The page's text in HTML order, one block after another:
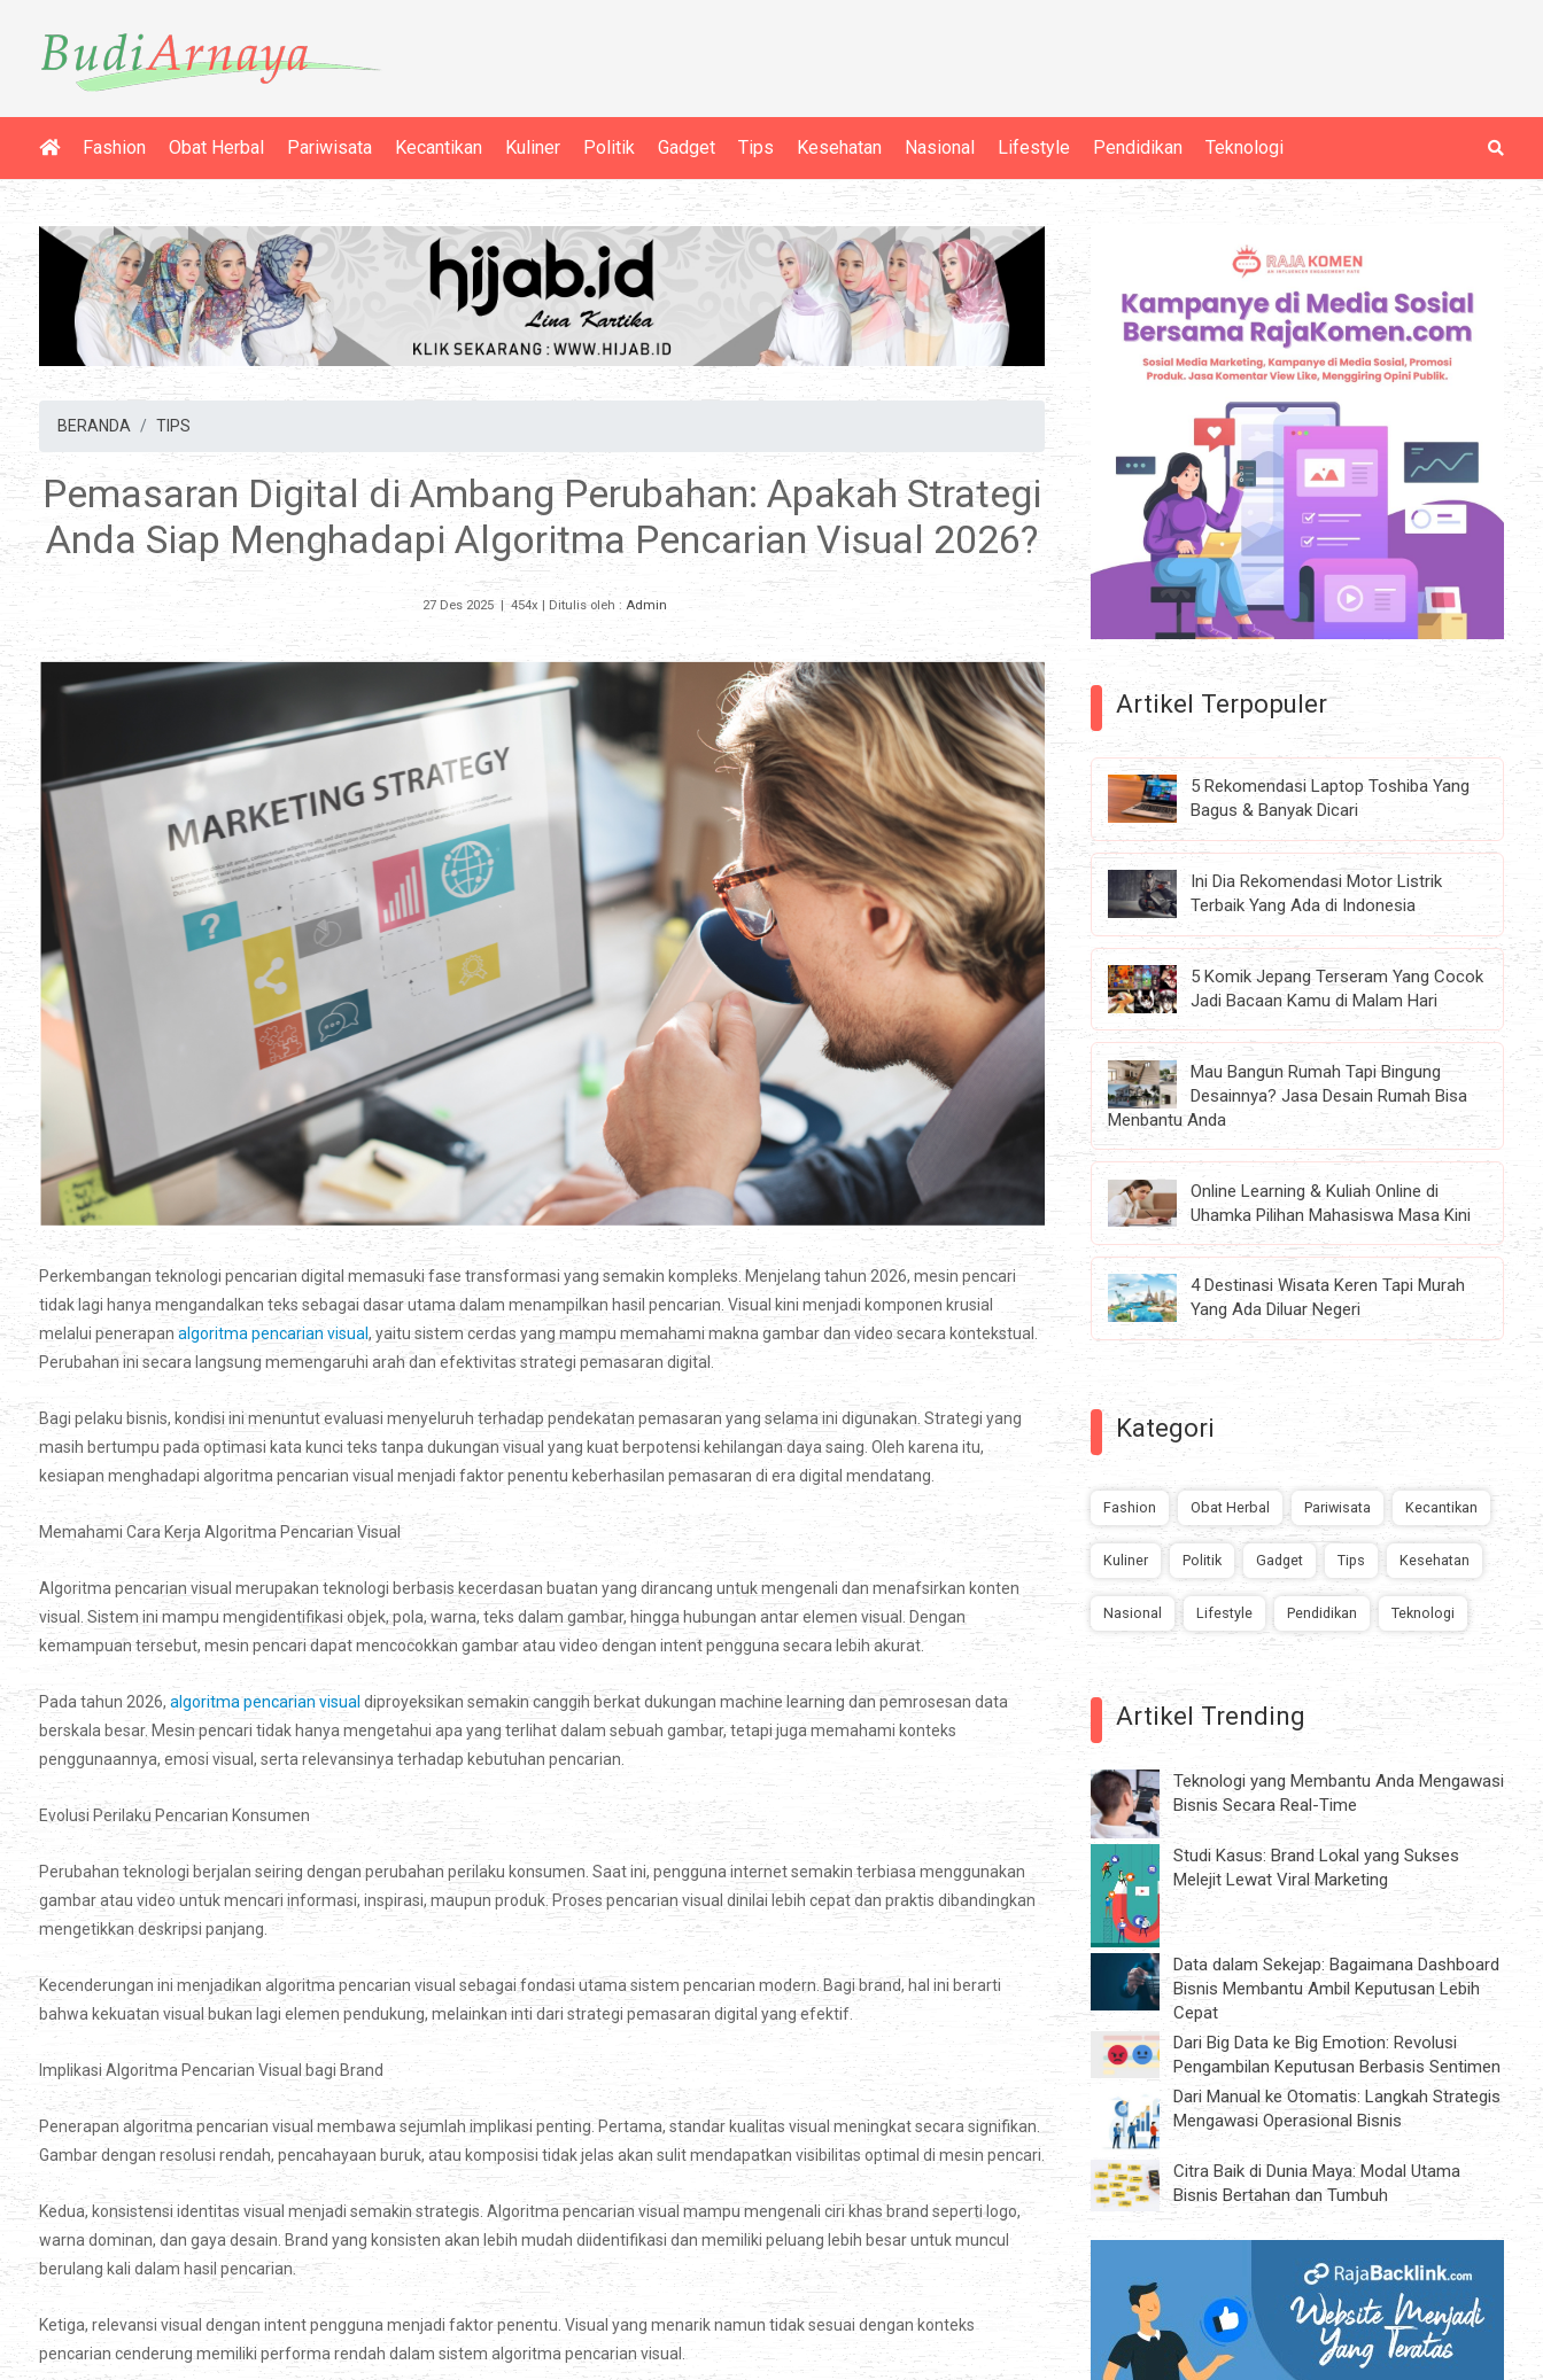
Fashion Obat Herbal Pariwisata Kecantikan Kuliner Politik Gadget Tips Kesehatan Nasional Lifestyle Pendidikan Teknologi
BERANDA TIPS
Pemasaran Digital di Ambang Perubahan: Apakah Strategi
Anda Siap Menghadapi Algoritma Pencarian Visual 2026?
27 Des 2025 | 454x | Ditulis oleh : Admin
Perkembangan teknologi pencarian digital memasuki fase transformasi yang semakin kompleks. Menjelang tahun 2026, mesin pencari
tidak lagi hanya mengandalkan teks sebagai dasar utama dalam menampilkan hasil pencarian. Visual kini menjadi komponen krusial
melalui penerapan algoritma pencarian visual, yaitu sistem cerdas yang mampu memahami makna gambar dan video secara kontekstual.
Perubahan ini secara langsung memengaruhi arah dan efektivitas strategi pemasaran digital.
Bagi pelaku bisnis, kondisi ini menuntut evaluasi menyeluruh terhadap pendekatan pemasaran yang selama ini digunakan. Strategi yang
masih bertumpu pada optimasi kata kunci teks tanpa dukungan visual yang kuat berpotensi kehilangan daya saing. Oleh karena itu,
kesiapan menghadapi algoritma pencarian visual menjadi faktor penentu keberhasilan pemasaran di era digital mendatang.
Memahami Cara Kerja Algoritma Pencarian Visual
Algoritma pencarian visual merupakan teknologi berbasis kecerdasan buatan yang dirancang untuk mengenali dan menafsirkan konten
visual. Sistem ini mampu mengidentifikasi objek, pola, warna, teks dalam gambar, hingga hubungan antar elemen visual. Dengan
kemampuan tersebut, mesin pencari dapat mencocokkan gambar atau video dengan intent pengguna secara lebih akurat.
Pada tahun 2026, algoritma pencarian visual diproyeksikan semakin canggih berkat dukungan machine learning dan pemrosesan data
berskala besar. Mesin pencari tidak hanya mengetahui apa yang terlihat dalam sebuah gambar, tetapi juga memahami konteks
penggunaannya, emosi visual, serta relevansinya terhadap kebutuhan pencarian.
Evolusi Perilaku Pencarian Konsumen
Perubahan teknologi berjalan seiring dengan perubahan perilaku konsumen. Saat ini, pengguna internet semakin terbiasa menggunakan
gambar atau video untuk mencari informasi, inspirasi, maupun produk. Proses pencarian visual dinilai lebih cepat dan praktis dibandingkan
mengetikkan deskripsi panjang.
Kecenderungan ini menjadikan algoritma pencarian visual sebagai fondasi utama sistem pencarian modern. Bagi brand, hal ini berarti
bahwa kekuatan visual bukan lagi elemen pendukung, melainkan inti dari strategi pemasaran digital yang efektif.
Implikasi Algoritma Pencarian Visual bagi Brand
Penerapan algoritma pencarian visual membawa sejumlah implikasi penting. Pertama, standar kualitas visual meningkat secara signifikan.
Gambar dengan resolusi rendah, pencahayaan buruk, atau komposisi tidak jelas akan sulit mendapatkan visibilitas optimal di mesin pencari.
Kedua, konsistensi identitas visual menjadi semakin strategis. Algoritma pencarian visual mampu mengenali ciri khas brand seperti logo,
warna dominan, dan gaya desain. Brand yang konsisten akan lebih mudah diidentifikasi dan memiliki peluang lebih besar untuk muncul
berulang kali dalam hasil pencarian.
Ketiga, relevansi visual dengan intent pengguna menjadi faktor penentu. Visual yang menarik namun tidak sesuai dengan konteks
pencarian cenderung memiliki performa rendah dalam sistem algoritma pencarian visual.
Artikel Terpopuler
5 Rekomendasi Laptop Toshiba Yang
Bagus & Banyak Dicari
Ini Dia Rekomendasi Motor Listrik
Terbaik Yang Ada di Indonesia
5 Komik Jepang Terseram Yang Cocok
Jadi Bacaan Kamu di Malam Hari
Mau Bangun Rumah Tapi Bingung
Desainnya? Jasa Desain Rumah Bisa
Menbantu Anda
Online Learning & Kuliah Online di
Uhamka Pilihan Mahasiswa Masa Kini
4 Destinasi Wisata Keren Tapi Murah
Yang Ada Diluar Negeri
Kategori
Fashion Obat Herbal Pariwisata Kecantikan
Kuliner Politik Gadget Tips Kesehatan
Nasional Lifestyle Pendidikan Teknologi
Artikel Trending
Teknologi yang Membantu Anda Mengawasi
Bisnis Secara Real-Time
Studi Kasus: Brand Lokal yang Sukses
Melejit Lewat Viral Marketing
Data dalam Sekejap: Bagaimana Dashboard
Bisnis Membantu Ambil Keputusan Lebih
Cepat
Dari Big Data ke Big Emotion: Revolusi
Pengambilan Keputusan Berbasis Sentimen
Dari Manual ke Otomatis: Langkah Strategis
Mengawasi Operasional Bisnis
Citra Baik di Dunia Maya: Modal Utama
Bisnis Bertahan dan Tumbuh